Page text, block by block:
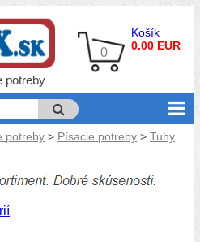
potreby
Košík
0.00 EUR
0
potreby > Písacie potreby >Tuhy